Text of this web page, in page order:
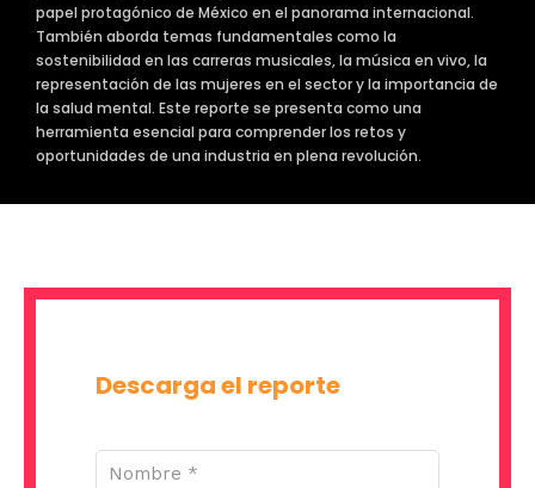
papel protagónico de México en el panorama internacional.
También aborda temas fundamentales como la
sostenibilidad en las carreras musicales, la música en vivo, la
representación de las mujeres en el sector y la importancia de
la salud mental. Este reporte se presenta como una
herramienta esencial para comprender los retos y
oportunidades de una industria en plena revolución.
Descarga el reporte